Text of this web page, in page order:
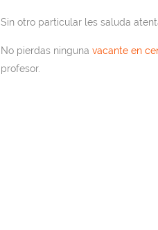
Sin otro particular les saluda
No pierdas ninguna vacante en
profesor.